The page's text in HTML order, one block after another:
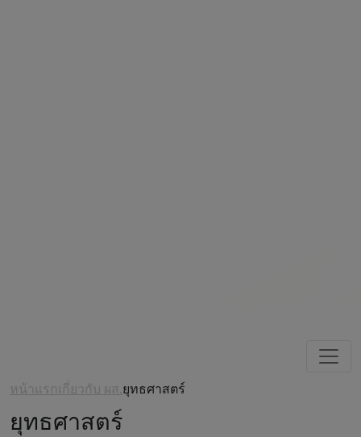
หน้าแรก เกี่ยวกับ ผส.ยุทธศาสตร์
ยุทธศาสตร์